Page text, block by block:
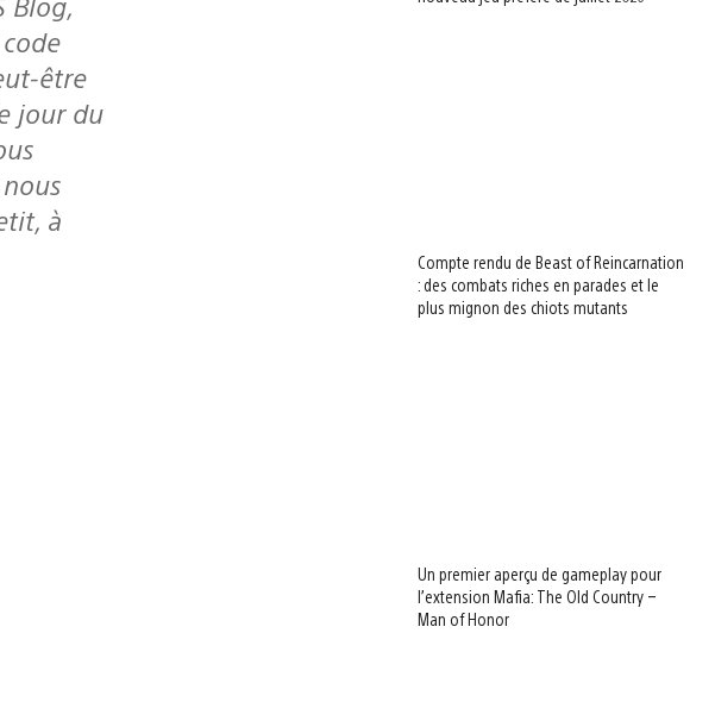
être
jour du
à
Compte rendu de Beast of Reincarnation
: des combats riches en parades et le
plus mignon des chiots mutants
Un premier aperçu de gameplay pour
l’extension Mafia: The Old Country –
Man of Honor